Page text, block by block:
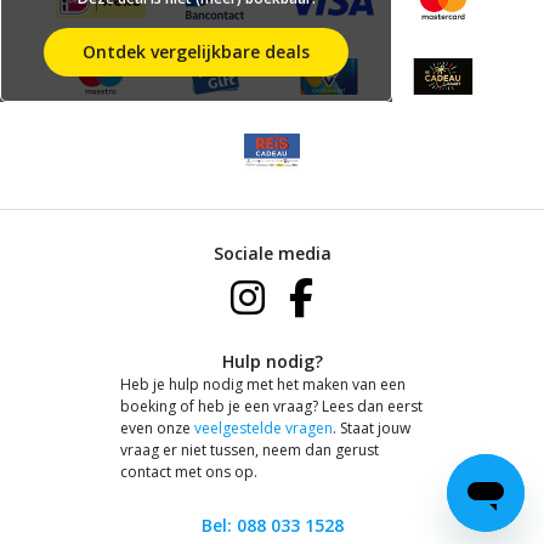
Ontdek vergelijkbare deals
Sociale media
Hulp nodig?
Heb je hulp nodig met het maken van een
boeking of heb je een vraag? Lees dan eerst
even onze veelgestelde vragen. Staat jouw
vraag er niet tussen, neem dan gerust
contact met ons op.
Bel: 088 033 1528